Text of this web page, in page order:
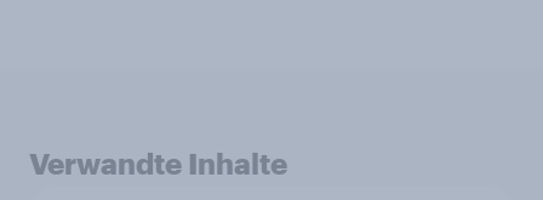
Verwandte Inhalte